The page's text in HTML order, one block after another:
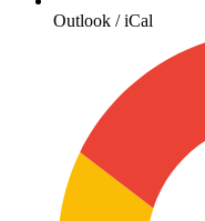
Outlook / iCal